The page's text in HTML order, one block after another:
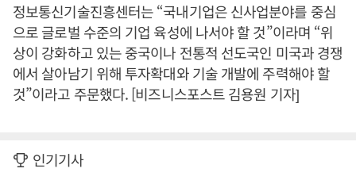
정보통신기술진흥센터는 “국내기업은 신사업분야를 중심
으로 글로벌 수준의 기업 육성에 나서야 할 것”이라며 “위
상이 강화하고 있는 중국이나 전통적 선도국인 미국과 경쟁
에서 살아남기 위해 투자확대와 기술 개발에 주력해야 할
것”이라고 주문했다. [비즈니스포스트 김용원 기자]
인기기사